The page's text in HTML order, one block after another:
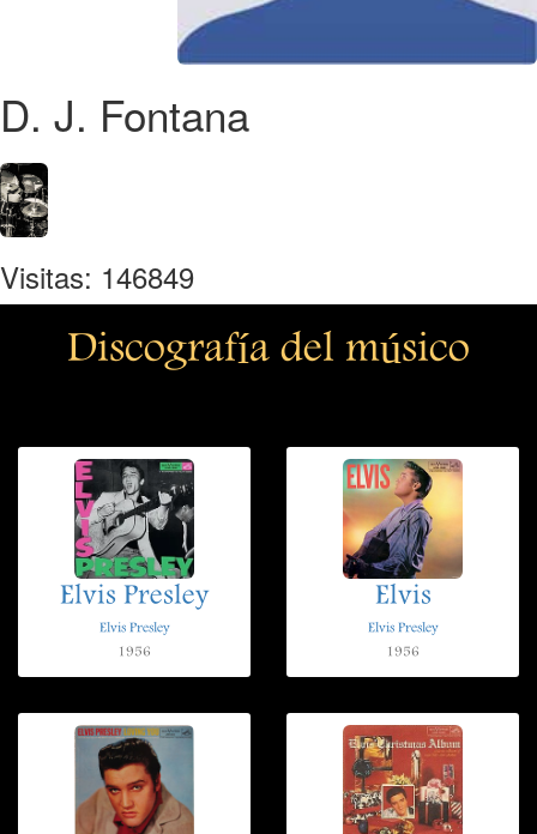
D. J. Fontana
Visitas: 146849
Discografía del músico
Elvis Presley
Elvis Presley
1956
Elvis
Elvis Presley
1956